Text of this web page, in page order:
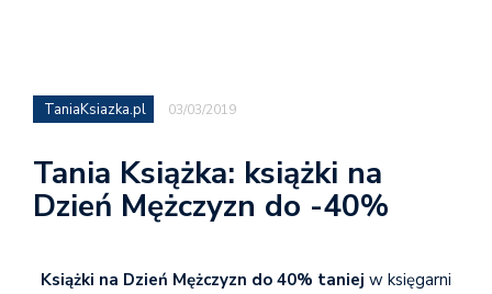
TaniaKsiazka.pl 03/03/2019
Tania Książka: książki na
Dzień Mężczyzn do -40%
Książki na Dzień Mężczyzn do 40% taniej w księgarni